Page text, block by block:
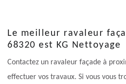
Le meilleur ravaleur
68320 est KG Nettoyage
Contactez un ravaleur façade à
effectuer vos travaux. Si vous vous